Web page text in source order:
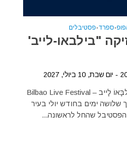
פופ•ספרד•פסטיבלים
"בילבאו-לייב'
פסטיבל הרוק והפופ בִּילבָּאוֹ לָייב – Bilbao Live Festival
שלושה ימים בחודש יולי בעיר
שהחל לראשונה...